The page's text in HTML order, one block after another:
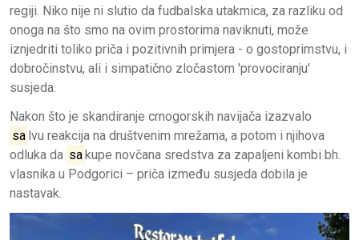
regiji. Niko nije ni slutio da fudbalska utakmica, za razliku od
onoga na što smo na ovim prostorima naviknuti, može
iznjedriti toliko priča i pozitivnih primjera - o gostoprimstvu, i
dobročinstvu, ali i simpatično zločastom 'provociranju'
susjeda.
Nakon što je skandiranje crnogorskih navijača izazvalo
sa lvu reakcija na društvenim mrežama, a potom i njihova
odluka da sakupe novčana sredstva za zapaljeni kombi bh.
vlasnika u Podgorici – priča između susjeda dobila je
nastavak.